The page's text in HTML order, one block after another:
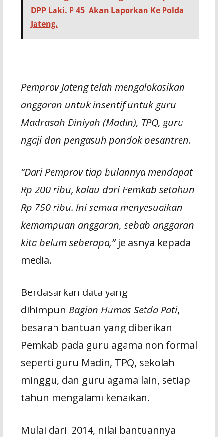
DPP Laki. P 45 Akan Laporkan Ke Polda
Jateng.
Pemprov Jateng telah mengalokasikan
anggaran untuk insentif untuk guru
Madrasah Diniyah (Madin), TPQ, guru
ngaji dan pengasuh pondok pesantren.
“Dari Pemprov tiap bulannya mendapat
Rp 200 ribu, kalau dari Pemkab setahun
Rp 750 ribu. Ini semua menyesuaikan
kemampuan anggaran, sebab anggaran
kita belum seberapa,”jelasnya kepada
media.
Berdasarkan data yang
dihimpun Bagian Humas Setda Pati,
besaran bantuan yang diberikan
Pemkab pada guru agama non formal
seperti guru Madin, TPQ, sekolah
minggu, dan guru agama lain, setiap
tahun mengalami kenaikan.
Mulai dari 2014, nilai bantuannya